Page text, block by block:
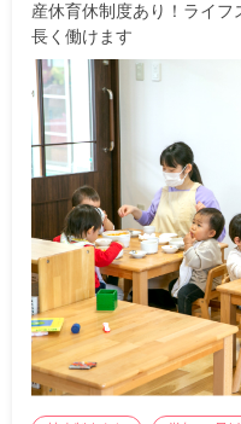
賞与 年
育所に
＜諸手
扶養手当
2年目よ
円）
定着一
が適用
産休育休制度あり！ライフ
長く働けます